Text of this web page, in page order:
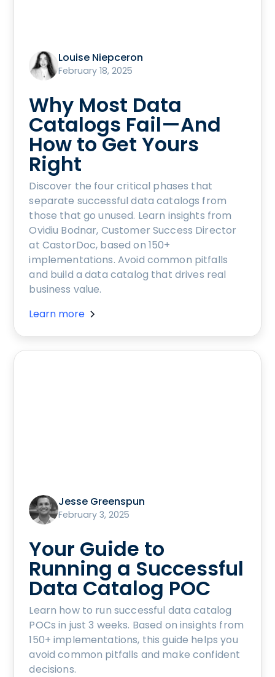
Louise Niepceron
February 18, 2025
Why Most Data
Catalogs Fail—And
How to Get Yours
Right
Discover the four critical phases that
separate successful data catalogs from
those that go unused. Learn insights from
Ovidiu Bodnar, Customer Success Director
at CastorDoc, based on 150+
implementations. Avoid common pitfalls
and build a data catalog that drives real
business value.
Learn more
Jesse Greenspun
February 3, 2025
Your Guide to
Running a Successful
Data Catalog POC
Learn how to run successful data catalog
POCs in just 3 weeks. Based on insights from
150+ implementations, this guide helps you
avoid common pitfalls and make confident
decisions.